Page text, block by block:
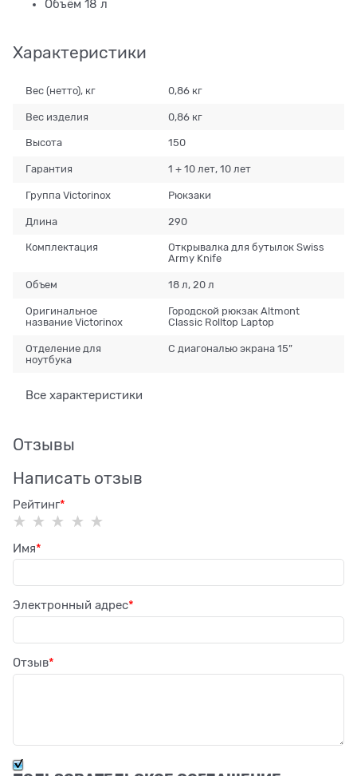
Объём 18 л
Характеристики
Вес (нетто), кг 0,86 кг
Вес изделия 0,86 кг
Высота 150
Гарантия 1 + 10 лет, 10 лет
Группа Victorinox Рюкзаки
Длина 290
Комплектация
Открывалка для бутылок Swiss
Army Knife
Объем 18 л, 20 л
Оригинальное
название Victorinox
Городской рюкзак Altmont
Classic Rolltop Laptop
Отделение для
ноутбука
С диагональю экрана 15”
Все характеристики
Отзывы
Написать отзыв
Рейтинг
Имя
Электронный адрес
Отзыв